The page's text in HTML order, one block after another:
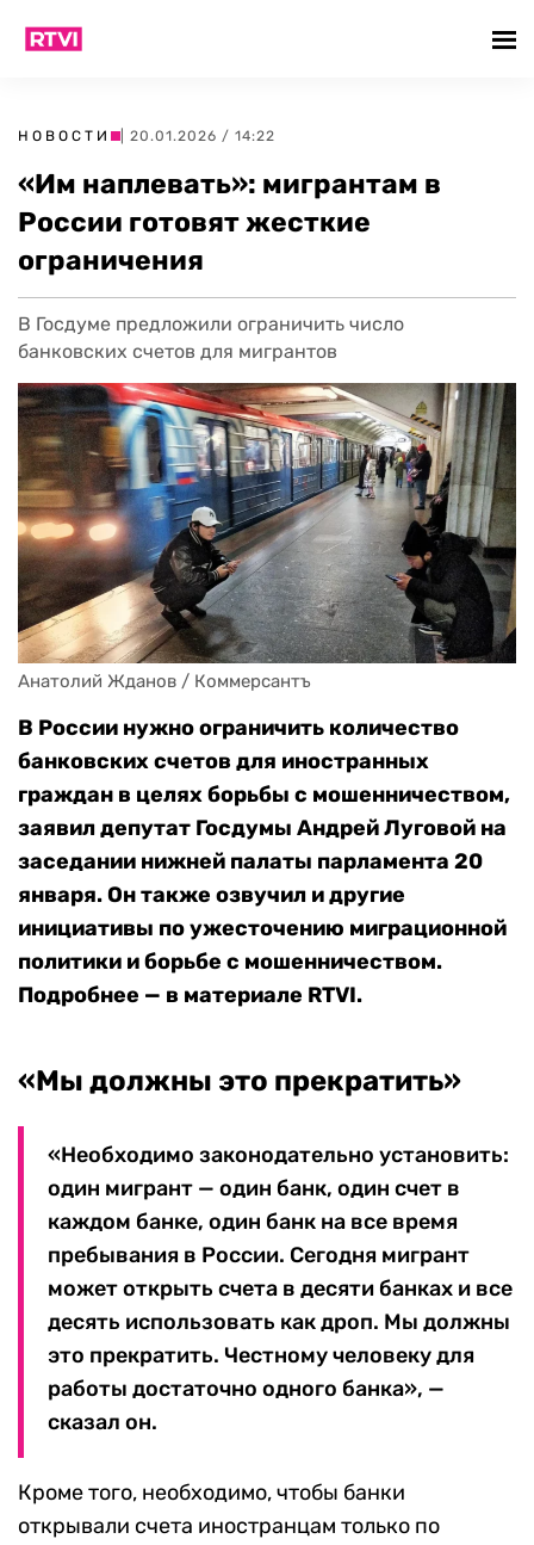
НОВОСТИ | 20.01.2026 / 14:22
«Им наплевать»: мигрантам в
России готовят жесткие
ограничения
В Госдуме предложили ограничить число
банковских счетов для мигрантов
Анатолий Жданов / Коммерсантъ
В России нужно ограничить количество
банковских счетов для иностранных
граждан в целях борьбы с мошенничеством,
заявил депутат Госдумы Андрей Луговой на
заседании нижней палаты парламента 20
января. Он также озвучил и другие
инициативы по ужесточению миграционной
политики и борьбе с мошенничеством.
Подробнее — в материале RTVI.
«Мы должны это прекратить»
«Необходимо законодательно установить:
один мигрант — один банк, один счет в
каждом банке, один банк на все время
пребывания в России. Сегодня мигрант
может открыть счета в десяти банках и все
десять использовать как дроп. Мы должны
это прекратить. Честному человеку для
работы достаточно одного банка», —
сказал он.
Кроме того, необходимо, чтобы банки
открывали счета иностранцам только по